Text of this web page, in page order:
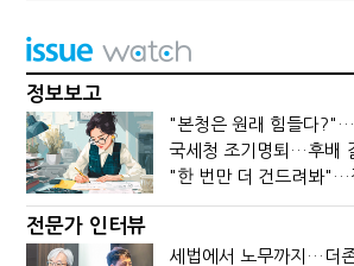
정보보고
전문가 인터뷰